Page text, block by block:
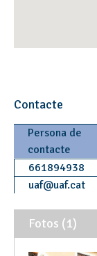
Contacte
Persona de
contacte
661894938
uaf@uaf.cat
Fotos (1)